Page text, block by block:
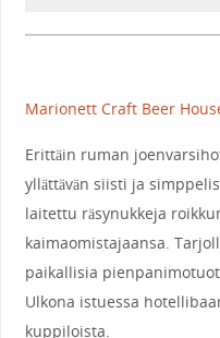
Marionett Craft Beer
Erittäin ruman
yllättävän siisti ja
laitettu räsynukkeja
kaimaomistajaansa.
paikallisia
Ulkona istuessa
kuppiloista.